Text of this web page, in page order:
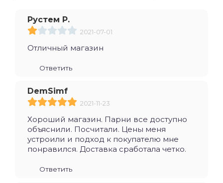
Рустем Р.
2021-07-01
Отличный магазин
Ответить
DemSimf
2021-11-23
Хороший магазин. Парни все доступно
объяснили. Посчитали. Цены меня
устроили и подход к покупателю мне
понравился. Доставка сработала четко.
Ответить